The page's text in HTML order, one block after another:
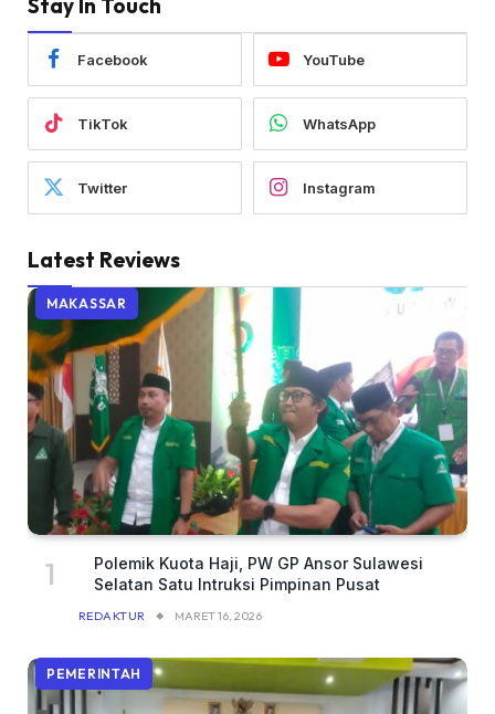
Stay In Touch
Facebook YouTube
TikTok WhatsApp
Twitter Instagram
Latest Reviews
MAKASSAR
Polemik Kuota Haji, PW GP Ansor Sulawesi
Selatan Satu Intruksi Pimpinan Pusat
REDAKTUR MARET 16, 2026
PEMERINTAH